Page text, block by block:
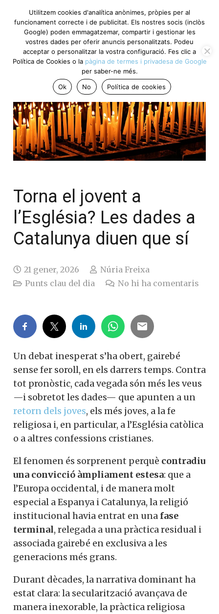
Torna el jovent a
l’Església? Les dades a
Catalunya diuen que sí
21 gener, 2026
Núria Freixa
Punts clau del dia
No hi ha comentaris
Un debat inesperat s’ha obert, gairebé
sense fer soroll, en els darrers temps. Contra
tot pronòstic, cada vegada són més les veus
—i sobretot les dades— que apunten a un
retorn dels joves, els més joves, a la fe
religiosa i, en particular, a l’Església catòlica
o a altres confessions cristianes.
El fenomen és sorprenent perquè contradiu
una convicció àmpliament estesa: que a
l’Europa occidental, i de manera molt
especial a Espanya i Catalunya, la religió
institucional havia entrat en una fase
terminal, relegada a una pràctica residual i
associada gairebé en exclusiva a les
generacions més grans.
Durant dècades, la narrativa dominant ha
estat clara: la secularització avançava de
manera inexorable, la pràctica religiosa
Utilitzem cookies d'analítica anònimes, pròpies per al
funcionament correcte i de publicitat. Els nostres socis (inclòs
Google) poden emmagatzemar, compartir i gestionar les
vostres dades per oferir anuncis personalitzats. Podeu
acceptar o personalitzar la vostra configuració. Fes clic a
Política de Cookies o la pàgina de termes i privadesa de Google
per saber-ne més.
Ok
No Política de cookies